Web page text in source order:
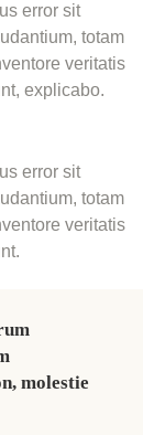
error sit
totam
veritatis
explicabo.
error sit
totam
veritatis
molestie